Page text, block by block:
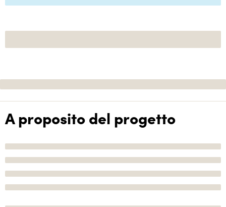
A proposito del progetto